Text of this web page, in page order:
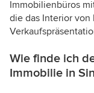
Immobilienbüros
die das Interior
Wie finde ich
Immobilie in